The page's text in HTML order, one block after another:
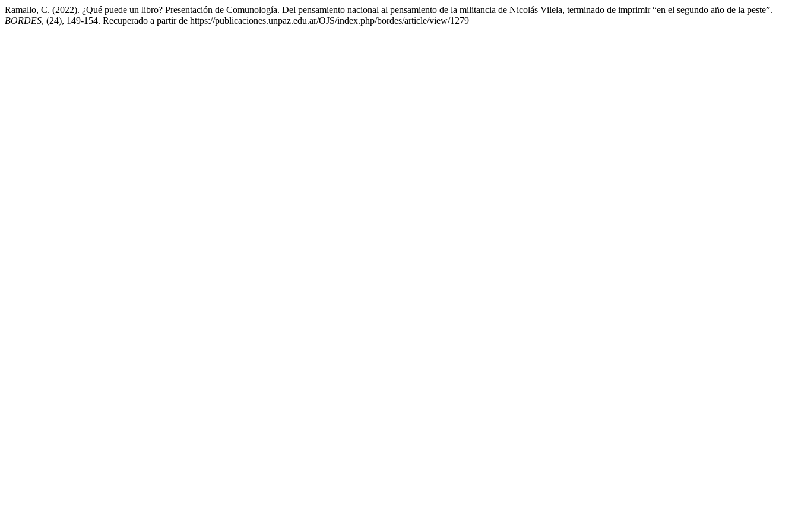
Ramallo, C. (2022). ¿Qué puede un libro? Presentación de Comunología. Del pensamiento nacional al pensamiento de la militancia de Nicolás Vilela, terminado de imprimir “en el segundo año de la peste”.
BORDES, (24), 149-154. Recuperado a partir de https://publicaciones.unpaz.edu.ar/OJS/index.php/bordes/article/view/1279